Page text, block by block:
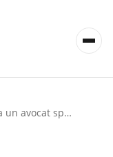
Când e bine să apelezi la un avocat specializat în divorț din Timișoara